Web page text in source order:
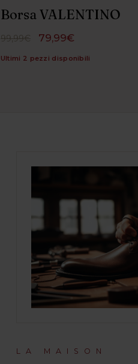
Borsa VALENTINO
99,99€ 79,99€
Ultimi 2 pezzi disponibili
LA MAISON